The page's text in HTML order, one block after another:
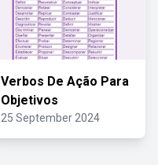
Verbos De Ação Para
Objetivos
25 September 2024